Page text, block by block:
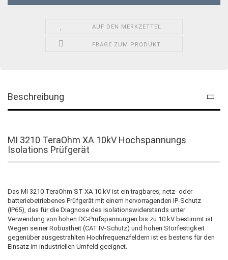
AUF DEN MERKZETTEL
FRAGE ZUM PRODUKT
Beschreibung
MI 3210 TeraOhm XA 10kV Hochspannungs
Isolations Prüfgerät
Das MI 3210 TeraOhm ST XA 10 kV ist ein tragbares, netz- oder
batteriebetriebenes Prüfgerät mit einem hervorragenden IP-Schutz
(IP65), das für die Diagnose des Isolationswiderstands unter
Verwendung von hohen DC-Prüfspannungen bis zu 10 kV bestimmt ist.
Wegen seiner Robustheit (CAT IV-Schutz) und hohen Störfestigkeit
gegenüber ausgestrahlten Hochfrequenzfeldern ist es bestens für den
Einsatz im industriellen Umfeld geeignet.